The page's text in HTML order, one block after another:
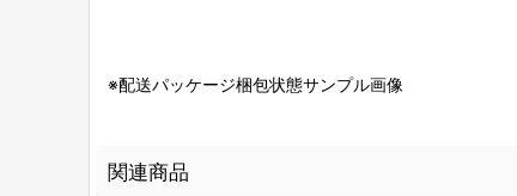
※配送パッケージ梱包状態サンプル画像
関連商品